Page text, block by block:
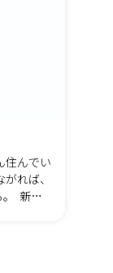
住んでい
れば、
新し
クター